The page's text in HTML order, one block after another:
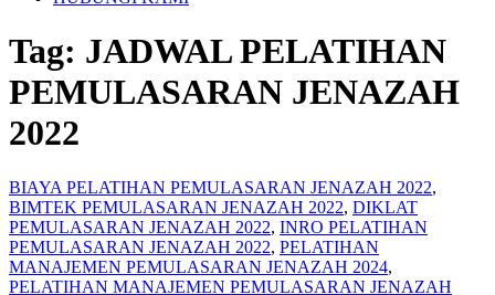
Tag: JADWAL PELATIHAN
PEMULASARAN JENAZAH
2022
BIAYA PELATIHAN PEMULASARAN JENAZAH 2022,
BIMTEK PEMULASARAN JENAZAH 2022, DIKLAT
PEMULASARAN JENAZAH 2022, INRO PELATIHAN
PEMULASARAN JENAZAH 2022, PELATIHAN
MANAJEMEN PEMULASARAN JENAZAH 2024,
PELATIHAN MANAJEMEN PEMULASARAN JENAZAH